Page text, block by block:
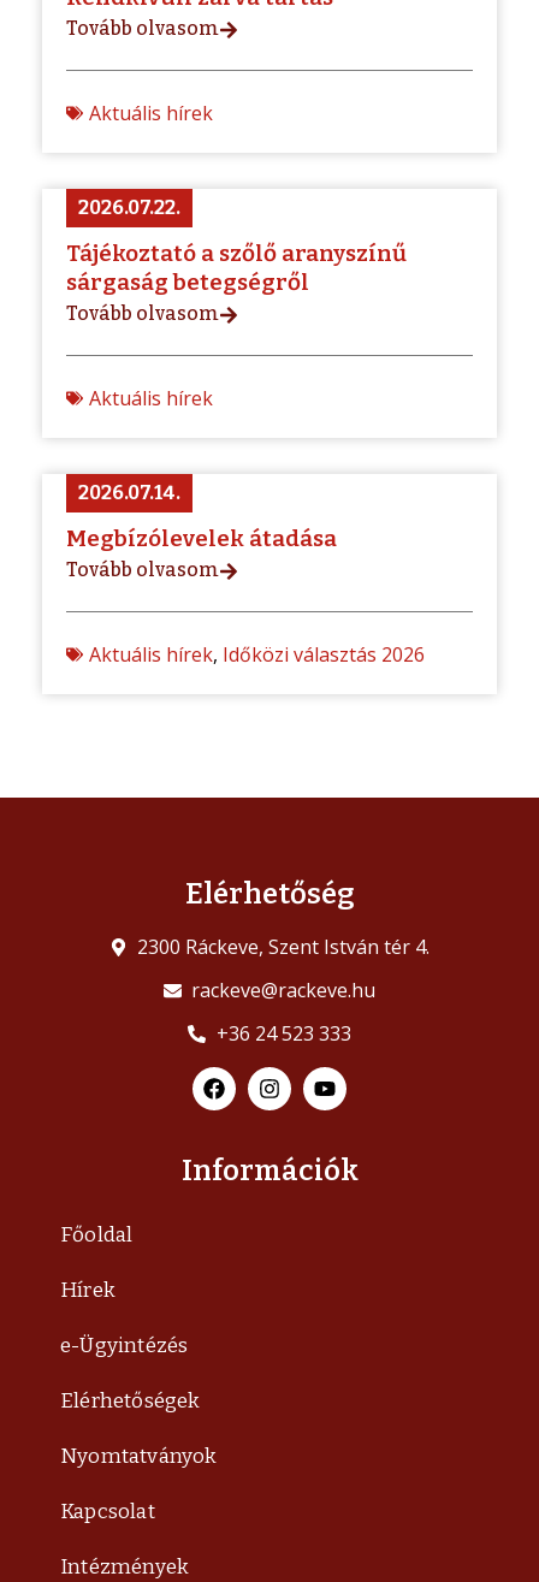
Tovább olvasom
Aktuális hírek
2026.07.22.
Tájékoztató a szőlő aranyszínű
sárgaság betegségről
Tovább olvasom
Aktuális hírek
2026.07.14.
Megbízólevelek átadása
Tovább olvasom
Aktuális hírek, Időközi választás 2026
Információk
Főoldal
Hírek
e-Ügyintézés
Elérhetőségek
Nyomtatványok
Kapcsolat
Intézmények
Elérhetőség
2300 Ráckeve, Szent István tér 4.
rackeve@rackeve.hu
+36 24 523 333